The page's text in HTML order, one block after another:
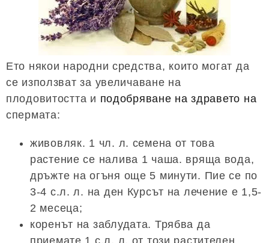
Ето някои народни средства, които могат да
се използват за увеличаване на
плодовитостта и подобряване на здравето на
спермата:
живовляк. 1 чл. л. семена от това
растение се налива 1 чаша. вряща вода,
дръжте на огъня още 5 минути. Пие се по
3-4 с.л. л. на ден Курсът на лечение е 1,5-
2 месеца;
коренът на заблудата. Трябва да